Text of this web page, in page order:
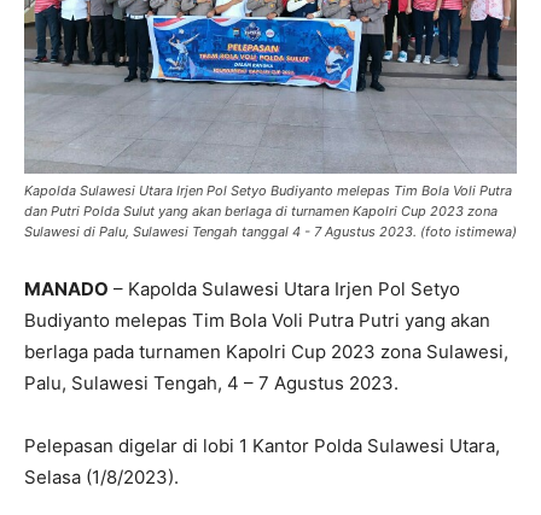
Kapolda Sulawesi Utara Irjen Pol Setyo Budiyanto melepas Tim Bola Voli Putra
dan Putri Polda Sulut yang akan berlaga di turnamen Kapolri Cup 2023 zona
Sulawesi di Palu, Sulawesi Tengah tanggal 4 - 7 Agustus 2023. (foto istimewa)
MANADO – Kapolda Sulawesi Utara Irjen Pol Setyo
Budiyanto melepas Tim Bola Voli Putra Putri yang akan
berlaga pada turnamen Kapolri Cup 2023 zona Sulawesi,
Palu, Sulawesi Tengah, 4 – 7 Agustus 2023.
Pelepasan digelar di lobi 1 Kantor Polda Sulawesi Utara,
Selasa (1/8/2023).